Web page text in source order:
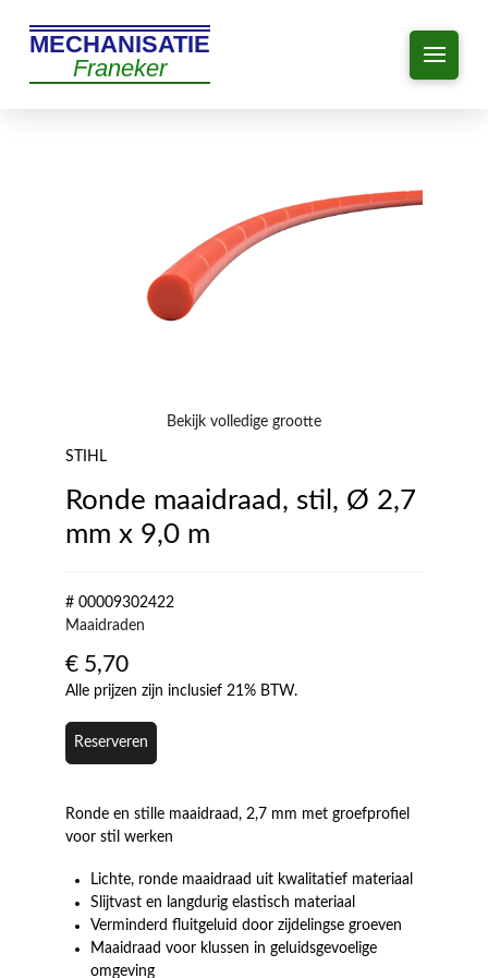
MECHANISATIE
Franeker
Bekijk volledige grootte
STIHL
Ronde maaidraad, stil, Ø 2,7
mm x 9,0 m
# 00009302422
Maaidraden
€ 5,70
Alle prijzen zijn inclusief 21% BTW.
Reserveren
Ronde en stille maaidraad, 2,7 mm met groefprofiel
voor stil werken
Lichte, ronde maaidraad uit kwalitatief materiaal
Slijtvast en langdurig elastisch materiaal
Verminderd fluitgeluid door zijdelingse groeven
Maaidraad voor klussen in geluidsgevoelige
omgeving